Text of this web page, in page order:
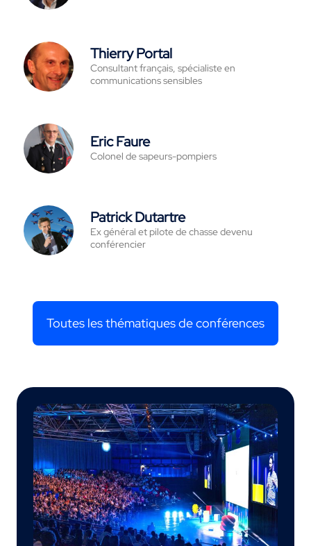
Thierry Portal
Consultant français, spécialiste en
communications sensibles
Eric Faure
Colonel de sapeurs-pompiers
Patrick Dutartre
Ex général et pilote de chasse devenu
conférencier
Toutes les thématiques de conférences